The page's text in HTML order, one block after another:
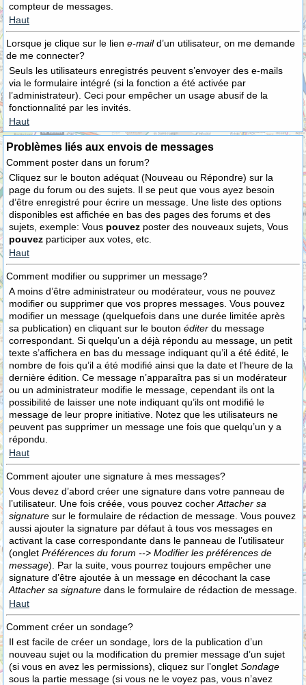
compteur de messages.
Haut
Lorsque je clique sur le lien e-maild’un utilisateur, on me demande
de me connecter?
Seuls les utilisateurs enregistrés peuvent s’envoyer des e-mails
via le formulaire intégré (si la fonction a été activée par
l’administrateur). Ceci pour empêcher un usage abusif de la
fonctionnalité par les invités.
Haut
Problèmes liés aux envois de messages
Comment poster dans un forum?
Cliquez sur le bouton adéquat (Nouveau ou Répondre) sur la
page du forum ou des sujets. Il se peut que vous ayez besoin
d’être enregistré pour écrire un message. Une liste des options
disponibles est affichée en bas des pages des forums et des
sujets, exemple: Vous pouvez poster des nouveaux sujets, Vous
pouvez participer aux votes, etc.
Haut
Comment modifier ou supprimer un message?
A moins d’être administrateur ou modérateur, vous ne pouvez
modifier ou supprimer que vos propres messages. Vous pouvez
modifier un message (quelquefois dans une durée limitée après
sa publication) en cliquant sur le bouton éditer du message
correspondant. Si quelqu’un a déjà répondu au message, un petit
texte s’affichera en bas du message indiquant qu’il a été édité, le
nombre de fois qu’il a été modifié ainsi que la date et l’heure de la
dernière édition. Ce message n’apparaîtra pas si un modérateur
ou un administrateur modifie le message, cependant ils ont la
possibilité de laisser une note indiquant qu’ils ont modifié le
message de leur propre initiative. Notez que les utilisateurs ne
peuvent pas supprimer un message une fois que quelqu’un y a
répondu.
Haut
Comment ajouter une signature à mes messages?
Vous devez d’abord créer une signature dans votre panneau de
l’utilisateur. Une fois créée, vous pouvez cocher Attacher sa
signature sur le formulaire de rédaction de message. Vous pouvez
aussi ajouter la signature par défaut à tous vos messages en
activant la case correspondante dans le panneau de l’utilisateur
(onglet Préférences du forum --> Modifier les préférences de
message). Par la suite, vous pourrez toujours empêcher une
signature d’être ajoutée à un message en décochant la case
Attacher sa signature dans le formulaire de rédaction de message.
Haut
Comment créer un sondage?
Il est facile de créer un sondage, lors de la publication d’un
nouveau sujet ou la modification du premier message d’un sujet
(si vous en avez les permissions), cliquez sur l’onglet Sondage
sous la partie message (si vous ne le voyez pas, vous n’avez